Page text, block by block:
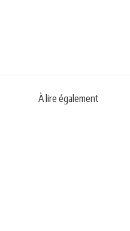
À lire également